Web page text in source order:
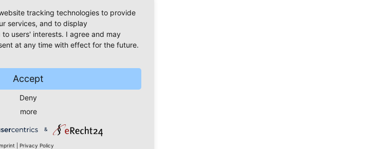
růženec"
tracking technologies to provide
services, and to display
users' interests. I agree and may
at any time with effect for the future.
Accept
Deny
more
&
Privacy Policy